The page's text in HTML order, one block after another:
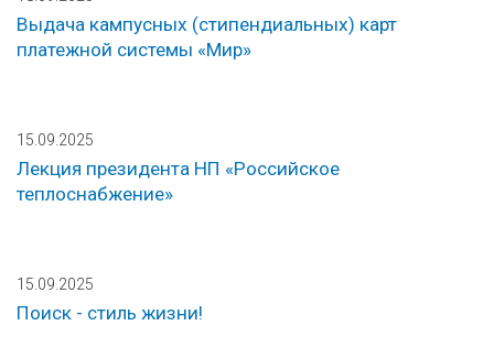
Выдача кампусных (стипендиальных) карт
платежной системы «Мир»
15.09.2025
Лекция президента НП «Российское
теплоснабжение»
15.09.2025
Поиск - стиль жизни!